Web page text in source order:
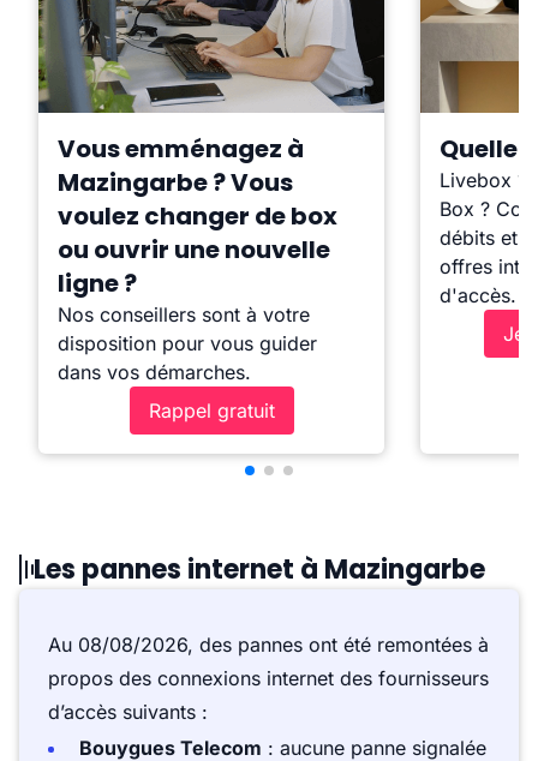
Vous emménagez à
Mazingarbe ? Vous
voulez changer de box
ou ouvrir une nouvelle
ligne ?
Nos conseillers sont à votre
disposition pour vous guider
dans vos démarches.
Rappel gratuit
Quelle
Livebox ?
Box ?
débits et
offres
d'accès.
Je
Les pannes internet à Mazingarbe
Au 08/08/2026, des pannes ont été remontées à
propos des connexions internet des fournisseurs
d’accès suivants :
Bouygues Telecom : aucune panne signalée